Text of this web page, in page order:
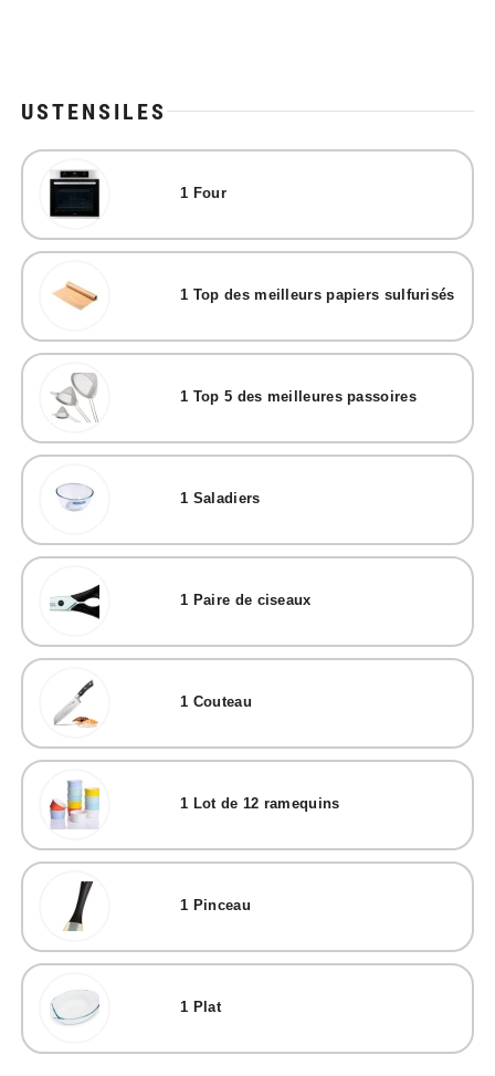
USTENSILES
1 Four
1 Top des meilleurs papiers sulfurisés
1 Top 5 des meilleures passoires
1 Saladiers
1 Paire de ciseaux
1 Couteau
1 Lot de 12 ramequins
1 Pinceau
1 Plat